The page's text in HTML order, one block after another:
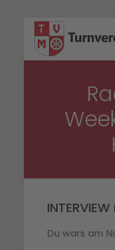
Du wars am